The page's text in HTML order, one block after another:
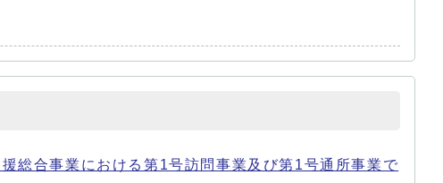
総合事業における第1号訪問事業及び第1号通所事業で